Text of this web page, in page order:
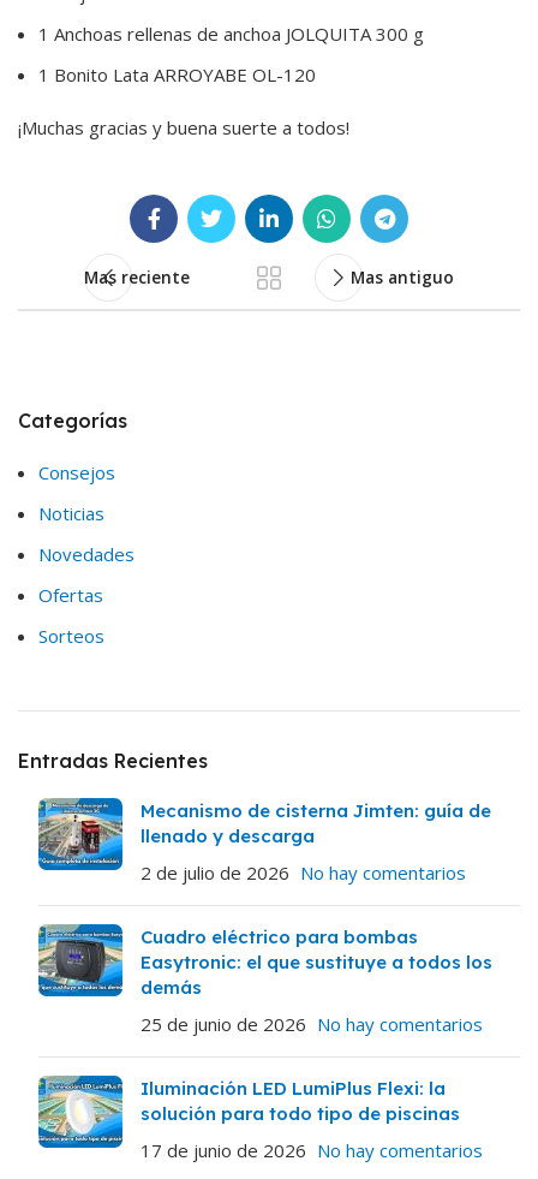
1 Anchoas rellenas de anchoa JOLQUITA 300 g
1 Bonito Lata ARROYABE OL-120
¡Muchas gracias y buena suerte a todos!
Mas reciente Mas antiguo
Categorías
Consejos
Noticias
Novedades
Ofertas
Sorteos
Entradas Recientes
Mecanismo de cisterna Jimten: guía de
llenado y descarga
2 de julio de 2026 No hay comentarios
Cuadro eléctrico para bombas
Easytronic: el que sustituye a todos los
demás
25 de junio de 2026 No hay comentarios
Iluminación LED LumiPlus Flexi: la
solución para todo tipo de piscinas
17 de junio de 2026 No hay comentarios